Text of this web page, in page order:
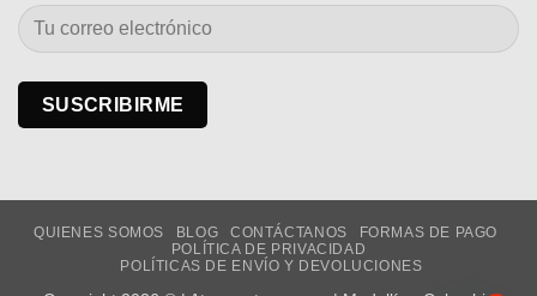
QUIENES SOMOS BLOG CONTÁCTANOS
FORMAS DE PAGO
POLÍTICA DE PRIVACIDAD
POLÍTICAS DE ENVÍO Y DEVOLUCIONES